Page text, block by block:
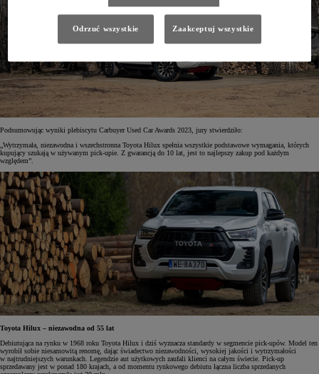
Podsumowując wyniki plebiscytu Carbuyer Used Car Awards 2023, jury stwierdziło:
„Wytrzymała, niezawodna i wszechstronna Toyota Hilux spełnia wszystkie podstawowe wymagania, których
kupujący szukają w używanym pick-upie. Z gwarancją do 10 lat, jest to najlepszy zakup pod każdym
względem”.
Toyota Hilux – niezawodna od 55 lat
Debiutująca na rynku w 1968 roku Toyota Hilux i dziś wyznacza standardy w segmencie pick-upów. Model ten
wyrobił sobie niesamowitą renomę, dając świadectwo niezawodności, wysokiej jakości i wytrzymałości
w najtrudniejszych warunkach. Legendzie aut użytkowych zaufali klienci na całym świecie. Pick-up
sprzedawany jest w ponad 180 krajach, a od momentu rynkowego debiutu łączna liczba sprzedanych
Odrzuć wszystkie Zaakceptuj wszystkie